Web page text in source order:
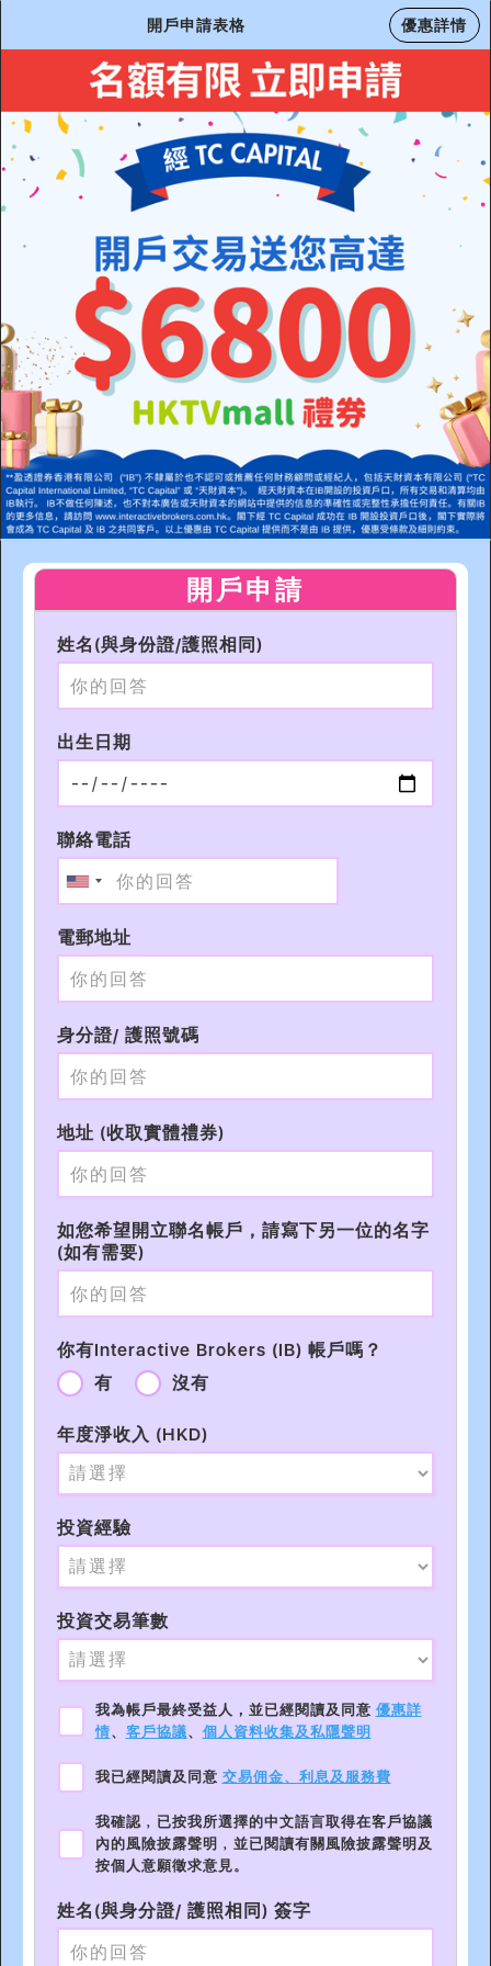
開戶申請表格 優惠詳情
開戶申請
姓名(與身份證/護照相同)
出生日期
聯絡電話
電郵地址
身分證/ 護照號碼
地址 (收取實體禮券)
如您希望開立聯名帳戶，請寫下另一位的名字
(如有需要)
你有Interactive Brokers (IB) 帳戶嗎？
有
沒有
年度淨收入 (HKD)
投資經驗
投資交易筆數
我為帳戶最終受益人，並已經閱讀及同意 優惠詳
情、 客戶協議、 個人資料收集及私隱聲明
我已經閱讀及同意 交易佣金、利息及服務費
我確認﹐已按我所選擇的中文語言取得在客戶協議
內的風險披露聲明﹐並已閱讀有關風險披露聲明及
按個人意願徵求意見。
姓名(與身分證/ 護照相同) 簽字